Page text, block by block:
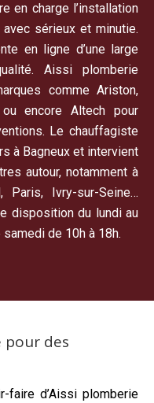
en charge l’installation
sérieux et minutie.
en ligne d’une large
Aissi plomberie
comme Ariston,
ou encore Altech pour
Le chauffagiste
à Bagneux et intervient
autour, notamment à
Paris, Ivry-sur-Seine…
disposition du lundi au
de 10h à 18h.
pour des
faire d’Aissi plomberie